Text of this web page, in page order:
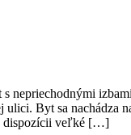
nepriechodnými
ulici. Byt sa nachádza
dispozícii veľké […]